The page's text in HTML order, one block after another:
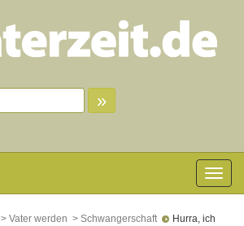
»
Toggle
> Vater werden > Schwangerschaft
Hurra, ich